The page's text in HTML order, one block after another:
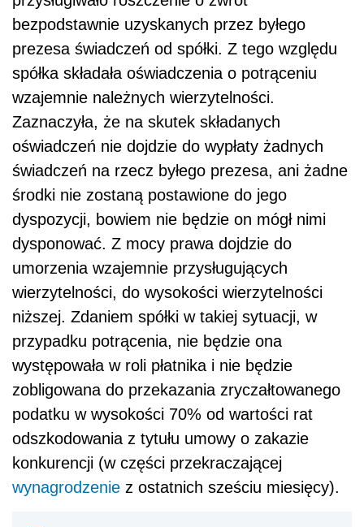
bezpodstawnie uzyskanych przez byłego
prezesa świadczeń od spółki. Z tego względu
spółka składała oświadczenia o potrąceniu
wzajemnie należnych wierzytelności.
Zaznaczyła, że na skutek składanych
oświadczeń nie dojdzie do wypłaty żadnych
świadczeń na rzecz byłego prezesa, ani żadne
środki nie zostaną postawione do jego
dyspozycji, bowiem nie będzie on mógł nimi
dysponować. Z mocy prawa dojdzie do
umorzenia wzajemnie przysługujących
wierzytelności, do wysokości wierzytelności
niższej. Zdaniem spółki w takiej sytuacji, w
przypadku potrącenia, nie będzie ona
występowała w roli płatnika i nie będzie
zobligowana do przekazania zryczałtowanego
podatku w wysokości 70% od wartości rat
odszkodowania z tytułu umowy o zakazie
konkurencji (w części przekraczającej
wynagrodzenie z ostatnich sześciu miesięcy).